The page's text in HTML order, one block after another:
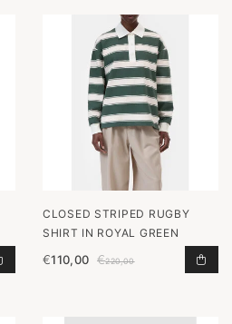
ZOL18BE26 TOEVOEGEN AAN
CLOSED STRIPED RUGBY
SHIRT IN ROYAL GREEN
€110,00 €220,00